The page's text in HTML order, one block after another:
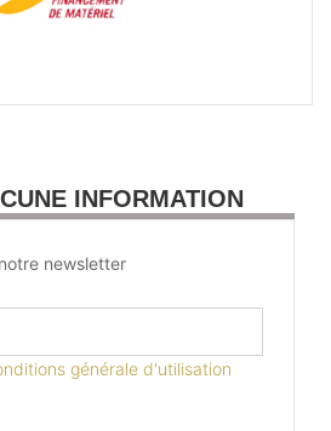
INFORMATION
newsletter
générale d'utilisation